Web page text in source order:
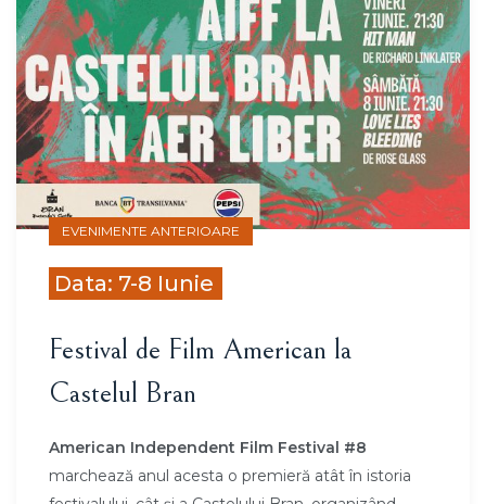
EVENIMENTE ANTERIOARE
Data: 7-8 Iunie
Festival de Film American la
Castelul Bran
American Independent Film Festival #8
marchează anul acesta o premieră atât în istoria